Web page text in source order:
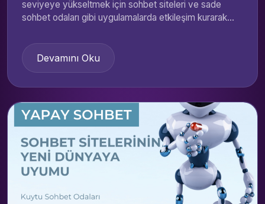
seviyeye yükseltmek için sohbet siteleri ve sade
sohbet odaları gibi uygulamalarda etkileşim kurarak...
Devamını Oku